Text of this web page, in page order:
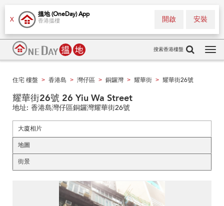
X
搵地 (OneDay) App
香港搵樓 安裝
開啟
搜索香港樓盤
住宅 樓盤 > 香港島 > 灣仔區 > 銅鑼灣 > 耀華街 > 耀華街26號
耀華街26號 26 Yiu Wa Street
地址: 香港島灣仔區銅鑼灣耀華街26號
大廈相片
地圖
街景